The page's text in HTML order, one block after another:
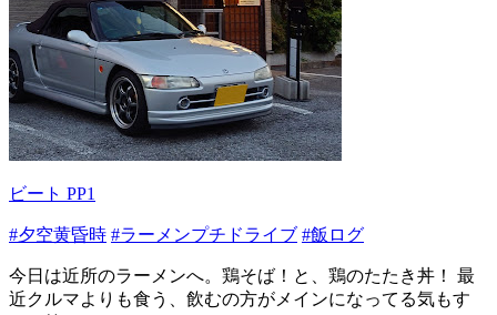
ビート PP1
#夕空黄昏時 #ラーメンプチドライブ #飯ログ
今日は近所のラーメンへ。鶏そば！と、鶏のたたき丼！ 最
近クルマよりも食う、飲むの方がメインになってる気もす